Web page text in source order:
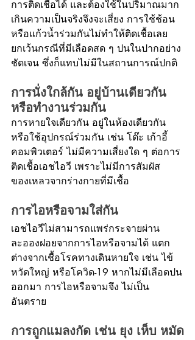
การติดเชื้อได้ และต้องใช้ในปริมาณมาก
เกินความเป็นจริงจึงจะเสี่ยง การใช้ช้อน
หรือแก้วน้ำร่วมกันไม่ทำให้ติดเชื้อเลย
ยกเว้นกรณีที่มีเลือดสด ๆ ปนในปากอย่าง
ชัดเจน ซึ่งก็แทบไม่มีในสถานการณ์ปกติ
การนั่งใกล้กัน อยู่บ้านเดียวกัน
หรือทำงานร่วมกัน
การหายใจเดียวกัน อยู่ในห้องเดียวกัน
หรือใช้อุปกรณ์ร่วมกัน เช่น โต๊ะ เก้าอี้
คอมพิวเตอร์ ไม่มีความเสี่ยงใด ๆ ต่อการ
ติดเชื้อเอชไอวี เพราะไม่มีการสัมผัส
ของเหลวจากร่างกายที่มีเชื้อ
การไอหรือจามใส่กัน
เอชไอวีไม่สามารถแพร่กระจายผ่าน
ละอองฝอยจากการไอหรือจามได้ แตก
ต่างจากเชื้อโรคทางเดินหายใจ เช่น ไข้
หวัดใหญ่ หรือโควิด-19 หากไม่มีเลือดปน
ออกมา การไอหรือจามจึง ไม่เป็น
อันตราย
การถูกแมลงกัด เช่น ยุง เห็บ หมัด